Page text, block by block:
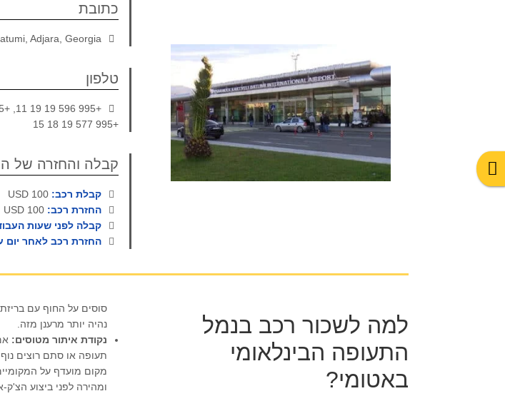
כתובת
טלפון
+995 577 19 18 15
קבלה והחזרה של
קבלת רכב: 100 USD
החזרת רכב: 100 USD
קבלה לפני שעות
החזרת רכב לאחר יום
למה לשכור רכב בנמל
התעופה הבינלאומי
באטומי?
סוסים על החוף עם
נהיה יותר מרענן מזה.
נקודת איתור מטוסים:
תעופה או סתם רוצים נוף
מקום מועדף על
ומהירה לפני ביצוע הצ'ק-